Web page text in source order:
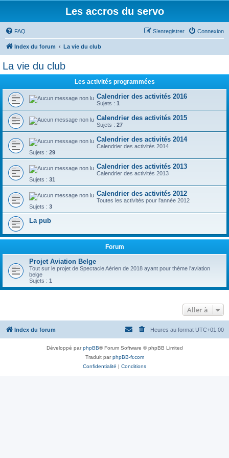
Les accros du servo
FAQ Connexion
S’enregistrer
Index du forum La vie du club
La vie du club
Les activités programmées
Calendrier des activités 2016
Sujets : 1
Calendrier des activités 2015
Sujets : 27
Calendrier des activités 2014
Calendrier des activités 2014
Sujets : 29
Calendrier des activités 2013
Calendrier des activités 2013
Sujets : 31
Calendrier des activités 2012
Toutes les activités pour l'année 2012
Sujets : 3
La pub
Forum
Projet Aviation Belge
Tout sur le projet de Spectacle Aérien de 2018 ayant pour thème l'aviation
belge
Sujets : 1
Aller à
Index du forum Heures au format UTC+01:00
Développé parphpBB® Forum Software © phpBB Limited
Traduit parphpBB-fr.com
Confidentialité | Conditions